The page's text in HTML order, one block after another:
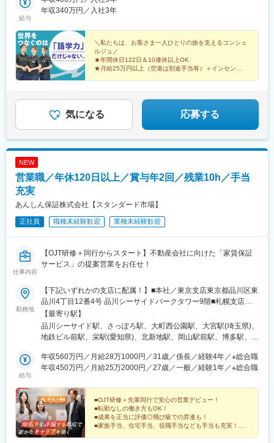
【提案コンサルティング】財務・税務・株・証券・不動産あらゆ
【新規代理店開拓】紹介等通じた関係構築の上での開拓
■魅力
◎安心の入社後フォロー：入社半年間は人事・営業教育・配属先
による3方向の研修体制
◎働く環境：土日祝休・フレックス・在宅・残業を美徳としない
文化が根付いており、「健康経営優良法人」「えるぼし」「くる
みん」などの認定を取得
◎休暇制度：有給休暇とは別に、年5日間連続のリフレッシュ休暇
取得可能
地勤務手当や、一定以上の役職で勤務エリアを選択できる制度あ
り
変更の範囲：会社の定める業務
中部国際空港（愛知県常滑市）◎大阪：関西空港（大阪府泉佐野
県福岡市）◎沖縄：那覇空港（沖縄県那覇市）※詳しい店舗情報は
当社サイトをご確認ください。
(埼玉県)、仙台駅(地下鉄)、田原町駅(東京都)、上野御徒町駅、岩
(東京メトロ)、内幸町駅、神泉駅、新高島駅、東池袋駅、北品川
駅、仙台駅、浅草駅(ＴＸ)、上野駅、末広町駅(東京都)、三越前
駅、大手町駅(東京都)、新宿西口駅、汐留駅、高島町駅、新宿三丁
目駅、高輪ゲートウェイ駅
給与
年収340万円／入社3年
＼私たちは、お客さま一人ひとりの旅を支えるコンシェ
ルジュ／
★年間休日122日＆10連休以上OK
★月給25万円以上（空港は別途手当有）＋インセン
★入社祝い金10万円支給
気になる 応募する
NEW
営業職／年休120日以上／賞与年2回／残業10h／手当
充実
あんしん保証株式会社【スタンダード市場】
正社員 職種未経験歓迎 業種未経験歓迎
仕事内容
【OJT研修＋同行からスタート】不動産会社に向けた「家賃保証
サービス」の提案営業をお任せ！
勤務地
【下記いずれかの支店に配属！】■本社／東京支店東京都品川区東
品川4丁目12番4号 品川シーサイドパークタワー9階■札幌支店北
海道札幌市中央区北2条西1丁目10番地 ピア2・16階■仙台支店宮
城県仙台市青葉区大町2丁目10番14号 TAKAYUパークサイドビル6
階■さいたま支店埼玉県さいたま市大宮区宮町4丁目123番地 大栄
日本桜橋ビル8階■名古屋支店愛知県名古屋市中区栄4丁目3番26号
昭和ビル5階■大阪支店大阪府大阪市北区梅田1丁目1番3号 大阪駅
岡山ビル4階■福岡支店福岡県福岡市博多区博多駅東1丁目13番6号
いちご博多イーストビル2階■沖縄支店沖縄県那覇市松島1丁目15
番9号 グランフィル松島ビル3階※将来的には転勤の可能性があり
ますが、転勤のない働き方も可能です。※受動喫煙対策：あり
【最寄り駅】
品川シーサイド駅、さっぽろ駅、大町西公園駅、大宮駅(埼玉県)、
地鉄ビル前駅、栄駅(愛知県)、北新地駅、岡山駅前駅、博多駅、お
宮駅、電気ビル前駅、栄町駅(愛知県)、東梅田駅、岡山駅、東比恵
駅、鮫洲駅、西４丁目駅、青葉通一番町駅、電鉄富山駅・エスタ
給与
年収560万円／月給28万1000円／31歳／係長／経験4年／※総合職
年収450万円／月給25万2000円／27歳／一般／経験1年／※総合職
■OJT研修＋先輩同行で安心の営業デビュー！
■転勤なしの働き方もOK！
■成果を正当に評価◎飛び級での昇進も！
■家族手当、住宅手当、役職手当なども手当も充実！